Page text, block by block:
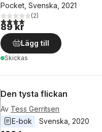
Pocket, Svenska, 2021
4,0utav 5 stjärnor. Totalt antal
(2)
89 kr
Lägg till
Skickas
Den tysta flickan
Av Tess Gerritsen
E-bok
Svenska 2020